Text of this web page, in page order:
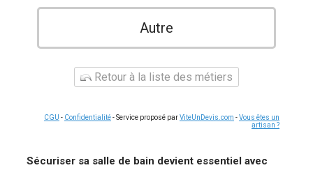
Autre
Retour à la liste des métiers
CGU - Confidentialité- Service proposé parViteUnDevis.com -Vous êtes un
artisan ?
Sécuriser sa salle de bain devient essentiel avec